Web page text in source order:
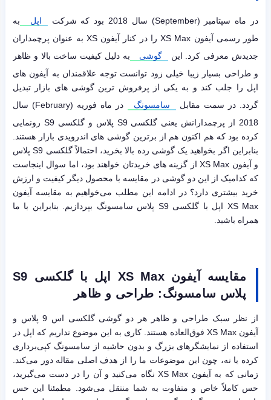
در ماه سپتامبر (September) سال 2018 بود که شرکت اپل
به
طور رسمی آیفون XS Max را در کنار آیفون XS به عنوان پرچمداران
جدیدش معرفی کرد. این
گوشی
به دلیل کیفیت ساخت بالا و ظاهر
و طراحی بسیار زیبا خیلی زود توانست توجه علاقمندان به آیفون های
اپل را جلب کند و به یکی از پرفروش ترین گوشی های بازار تبدیل
گردد. در سمت مقابل
سامسونگ
در ماه فوریه (February) سال
2018 از پرچمدارانش یعنی گلکسی S9 پلاس و گلکسی S9 رونمایی
کرده بود که هم اکنون هم از برترین گوشی های اندرویدی بازار هستند.
بنابراین اگر بخواهید یک گوشی رده بالا بخرید، احتمالاً گلکسی S9 پلاس
و آیفون XS Max از گزینه های خریدتان خواهند بود، اما سوال اینجاست
که کدامیک از این دو گوشی در مقایسه با محصول دیگر کیفیت و ارزش
خرید بیشتری دارد؟ در ادامه این مطلب می‌خواهیم به مقایسه آیفون
XS Max اپل با گلکسی S9 پلاس سامسونگ بپردازیم. بنابراین با ما
همراه باشید.
مقایسه آیفون XS Max اپل با گلکسی S9
پلاس سامسونگ: طراحی و ظاهر
از نظر سبک طراحی و ظاهر هر دو گوشی گلکسی اس 9 پلاس و
آیفون XS Max فوق‌العاده هستند. کاری به این موضوع نداریم که اپل در
استفاده از نمایشگرهای بزرگ و بدون حاشیه از سامسونگ کپی‌برداری
کرده یا نه، چون این موضوعات ما را از هدف اصلی مقاله دور می‌کند.
زمانی که به آیفون XS Max نگاه می‌کنید و آن را در دست می‌گیرید،
حس کاملاً خاص و متفاوت به شما منتقل می‌شود. مطمئنا این حس